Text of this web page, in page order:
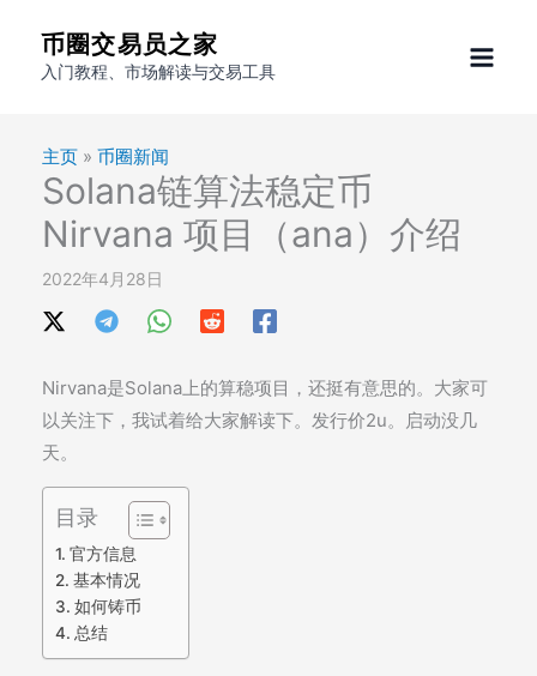
币圈交易员之家
入门教程、市场解读与交易工具
主页 » 币圈新闻
Solana链算法稳定币
Nirvana 项目（ana）介绍
2022年4月28日
Nirvana是Solana上的算稳项目，还挺有意思的。大家可
以关注下，我试着给大家解读下。发行价2u。启动没几
天。
目录
官方信息
基本情况
如何铸币
总结